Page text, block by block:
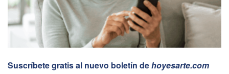
Suscríbete gratis al nuevo boletín dehoyesarte.com